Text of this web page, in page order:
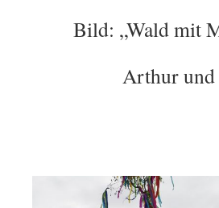
Bild: „Wald mit
Arthur und